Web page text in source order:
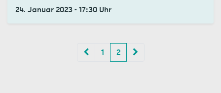
24. Januar 2023-17:30 Uhr
1 2